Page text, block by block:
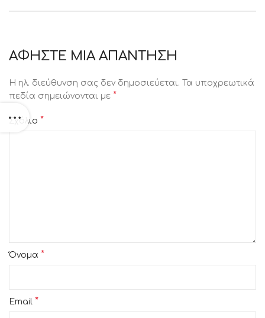
ΑΦΉΣΤΕ ΜΙΑ ΑΠΆΝΤΗΣΗ
Η ηλ. διεύθυνση σας δεν δημοσιεύεται.
Τα υποχρεωτικά
πεδία σημειώνονται με *
Σχόλιο *
Όνομα *
Email *